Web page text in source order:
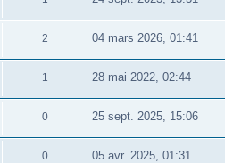
2 04 mars 2026, 01:41
1 28 mai 2022, 02:44
0 25 sept. 2025, 15:06
0 05 avr. 2025, 01:31